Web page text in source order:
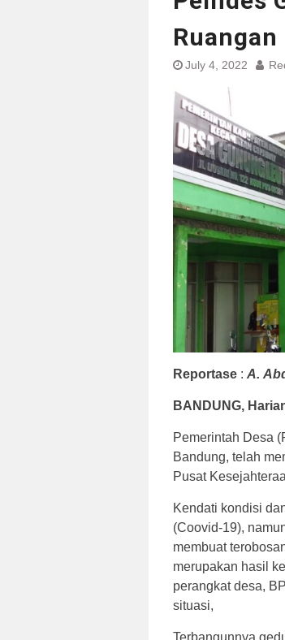
Ruangan
July 4, 2022
Reportase : A.
BANDUNG,
Pemerintah Desa
Bandung, telah
Pusat
Kendati kondisi
(Coovid-19),
membuat
merupakan hasil
perangkat desa,
situasi,